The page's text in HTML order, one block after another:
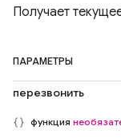
Получает
ПАРАМЕТРЫ
перезвонить
функция